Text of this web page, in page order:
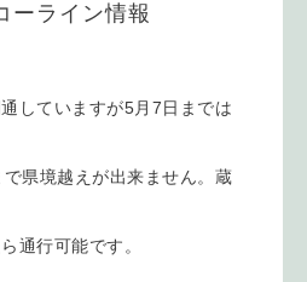
ーライン情報
していますが5月7日までは
県境越えが出来ません。蔵
通行可能です。